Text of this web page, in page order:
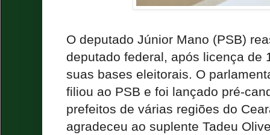
O deputado Júnior Mano (PSB)
deputado federal, após licença de
suas bases eleitorais. O
filiou ao PSB e foi lançado pré-
prefeitos de várias regiões do
agradeceu ao suplente Tadeu